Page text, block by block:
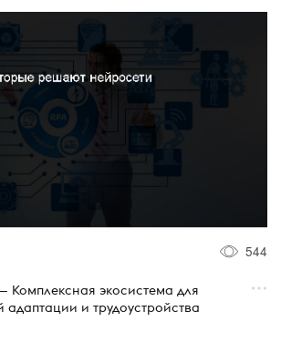
544
Комплексная экосистема для
адаптации и трудоустройства